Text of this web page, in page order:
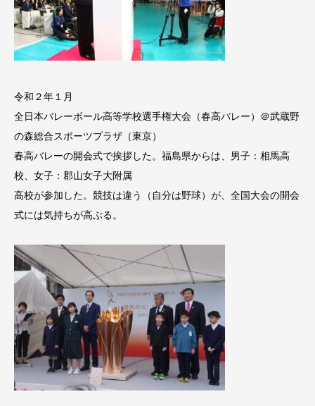
令和２年１月
全日本バレーボール高等学校選手権大会（春高バレー）＠武蔵野
の森総合スポーツプラザ（東京）
春高バレーの開会式で挨拶した。福島県からは、男子：相馬高
校、女子：郡山女子大附属
高校が参加した。競技は違う（自分は野球）が、全国大会の開会
式には気持ちが高ぶる。